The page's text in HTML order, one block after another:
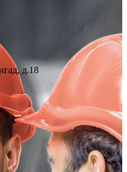
д.18